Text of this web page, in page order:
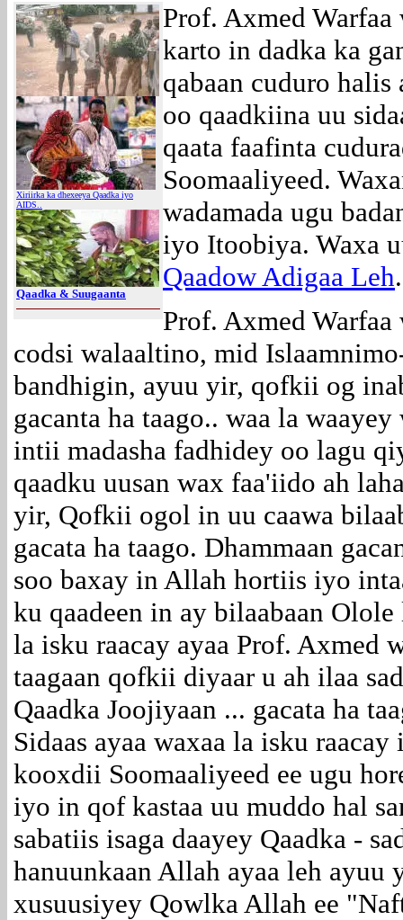
Xiriirka ka dhexeeya Qaadka iyo
AIDS..
Qaadka & Suugaanta
Prof. Axmed
karto in dadka ka
qabaan cuduro
oo qaadkiina uu
qaata faafinta
Soomaaliyeed.
wadamada ugu
iyo Itoobiya. Waxa
Qaadow Adigaa Leh.
Prof. Axmed
codsi walaaltino, mid
bandhigin, ayuu yir, qofkii og
gacanta ha taago.. waa la
intii madasha fadhidey oo lagu
qaadku uusan wax faa'iido ah
yir, Qofkii ogol in uu caawa
gacata ha taago. Dhammaan
soo baxay in Allah hortiis iyo
ku qaadeen in ay bilaabaan
la isku raacay ayaa Prof. Axmed
taagaan qofkii diyaar u ah ilaa
Qaadka Joojiyaan ... gacata ha
Sidaas ayaa waxaa la isku
kooxdii Soomaaliyeed ee ugu
iyo in qof kastaa uu muddo hal
sabatiis isaga daayey Qaadka -
hanuunkaan Allah ayaa leh ayuu
xusuusiyey Qowlka Allah ee